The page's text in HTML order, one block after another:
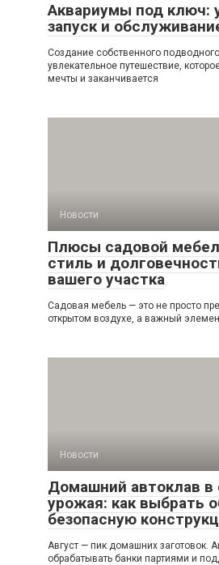
Аквариумы под ключ:
запуск и
Создание собственного
увлекательное путешествие,
мечты и заканчивается
Новости
Плюсы садовой
стиль и
вашего участка
Садовая мебель — это не просто
открытом воздухе, а важный
Новости
Домашний автоклав в
урожая: как выбрать
безопасную
Август — пик домашних заготовок.
обрабатывать банки партиями и